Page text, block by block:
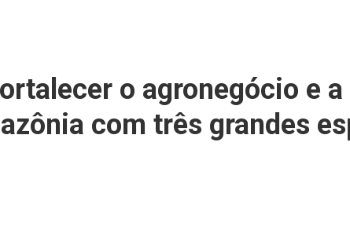
o agronegócio e
com três grandes